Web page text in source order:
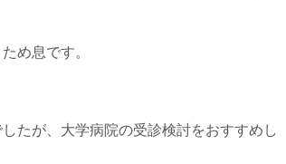
め息です。
たが、大学病院の受診検討をおすすめし